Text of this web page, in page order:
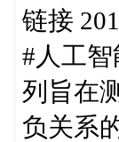
链接
#人工
列旨在
负关系